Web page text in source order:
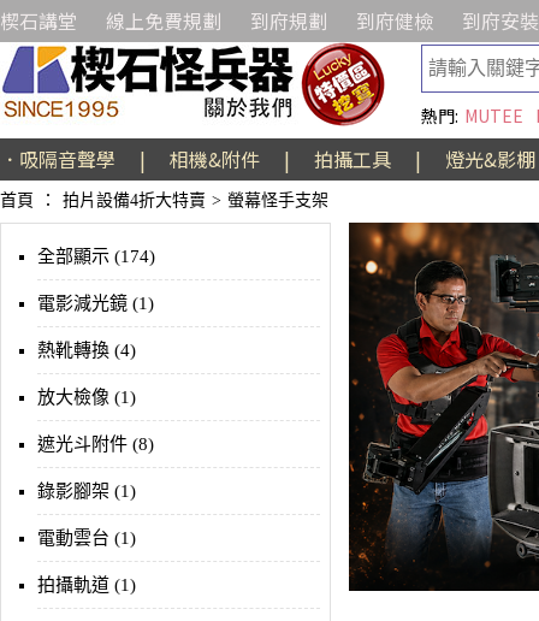
楔石講堂 線上免費規劃 到府規劃 到府健檢 到府安裝
熱門: MUTEE
．吸隔音聲學 | 相機&附件 | 拍攝工具 | 燈光&影棚
首頁 ： 拍片設備4折大特賣 > 螢幕怪手支架
全部顯示 (174)
電影減光鏡 (1)
熱靴轉換 (4)
放大檢像 (1)
遮光斗附件 (8)
錄影腳架 (1)
電動雲台 (1)
拍攝軌道 (1)